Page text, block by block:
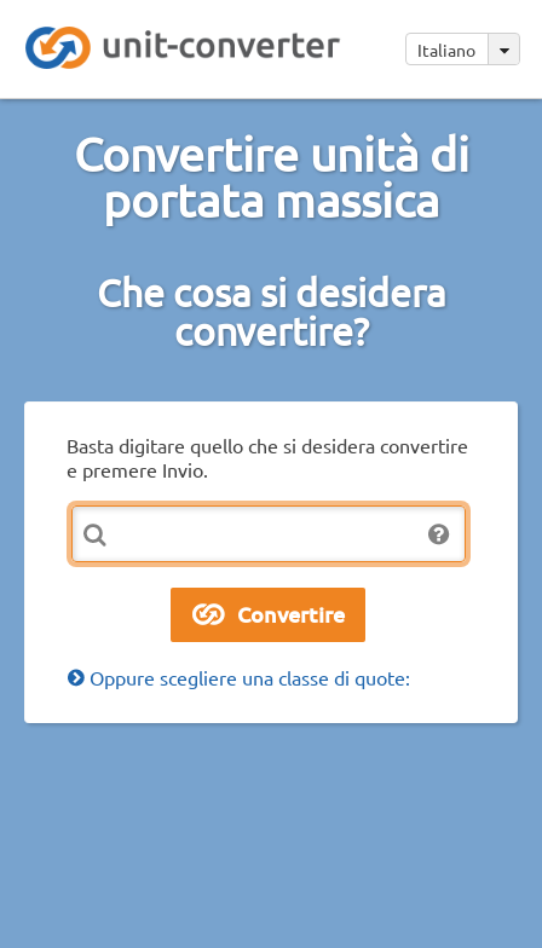
Italiano
Convertire unità di
portata massica
Che cosa si desidera
convertire?
Basta digitare quello che si desidera convertire
e premere Invio.
Oppure scegliere una classe di quote: